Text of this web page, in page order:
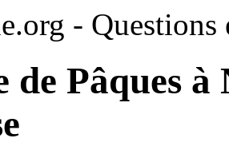
- Questions
de Pâques à